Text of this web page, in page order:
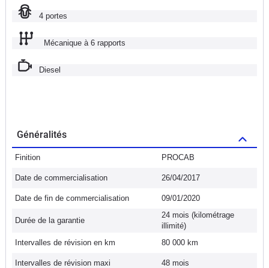
4 portes
Mécanique à 6 rapports
Diesel
Généralités
Finition PROCAB
Date de commercialisation 26/04/2017
Date de fin de commercialisation 09/01/2020
Durée de la garantie
24 mois (kilométrage
illimité)
Intervalles de révision en km
80 000 km
Intervalles de révision maxi 48 mois